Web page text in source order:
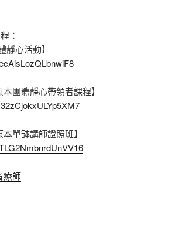
：
靜心活動】
本團體靜心帶領者課程】
本單缽講師證照班】
療師